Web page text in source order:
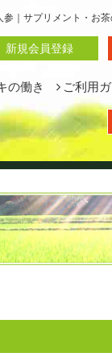
｜サプリメント・お
新規会員登録
の働き ご利用